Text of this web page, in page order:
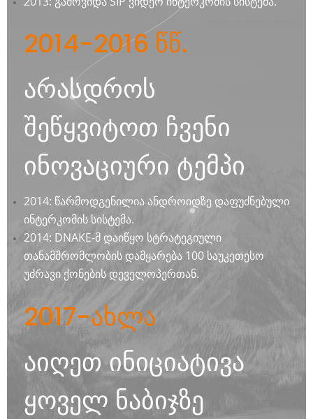
2014-2016 წწ.
არასდროს
შეწყვიტოთ ჩვენი
ინოვაციური ტემპი
2014: წარმოდგენილია ანდროიდზე დაფუძნებული
ინტერკომის სისტემა.
2014: DNAKE-მ დაიწყო სტრატეგიული
თანამშრომლობის დამყარება 100 საუკეთესო
უძრავი ქონების დეველოპერთან.
2017-ახლა
აიღეთ ინიციატივა
ყოველ ნაბიჯზე